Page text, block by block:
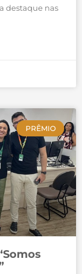
destaque nas
PRÊMIO